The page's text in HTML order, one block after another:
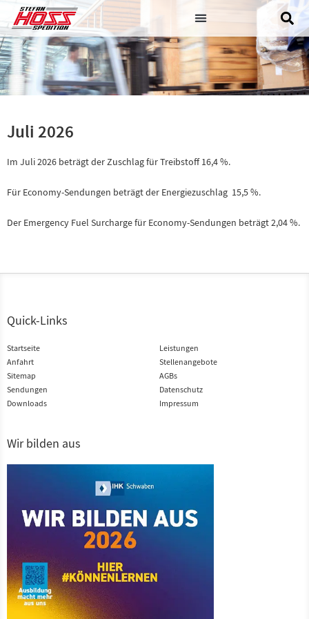
Juli 2026
Im Juli 2026 beträgt der Zuschlag für Treibstoff 16,4 %.
Für Economy-Sendungen beträgt der Energiezuschlag 15,5 %.
Der Emergency Fuel Surcharge für Economy-Sendungen beträgt 2,04 %.
Quick-Links
Startseite
Anfahrt
Sitemap
Sendungen
Downloads
Leistungen
Stellenangebote
AGBs
Datenschutz
Impressum
Wir bilden aus